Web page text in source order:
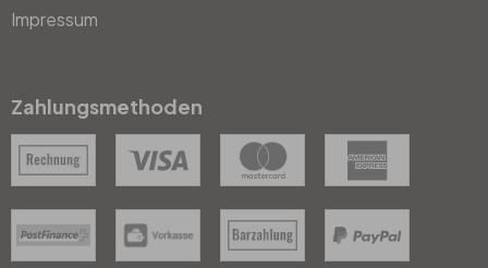
Impressum
Zahlungsmethoden